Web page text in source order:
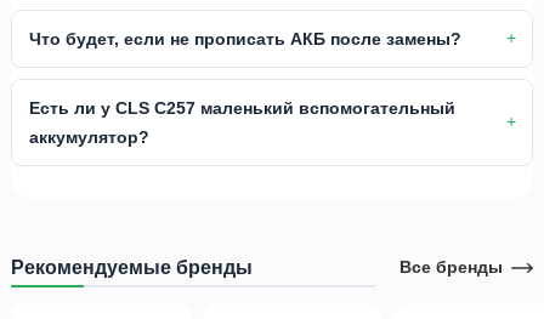
Что будет, если не прописать АКБ после замены?
Есть ли у CLS C257 маленький вспомогательный
аккумулятор?
Рекомендуемые бренды Все бренды